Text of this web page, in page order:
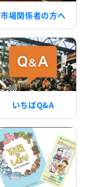
市場関係者の方へ
いちばQ&A